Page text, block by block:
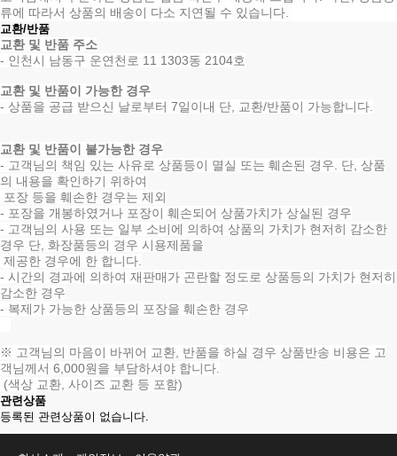
류에 따라서 상품의 배송이 다소 지연될 수 있습니다.
교환/반품
교환 및 반품 주소
- 인천시 남동구 운연천로 11 1303동 2104호
교환 및 반품이 가능한 경우
- 상품을 공급 받으신 날로부터 7일이내 단, 교환/반품이 가능합니다.
교환 및 반품이 불가능한 경우
- 고객님의 책임 있는 사유로 상품등이 멸실 또는 훼손된 경우. 단, 상품
의 내용을 확인하기 위하여
포장 등을 훼손한 경우는 제외
- 포장을 개봉하였거나 포장이 훼손되어 상품가치가 상실된 경우
- 고객님의 사용 또는 일부 소비에 의하여 상품의 가치가 현저히 감소한
경우 단, 화장품등의 경우 시용제품을
제공한 경우에 한 합니다.
- 시간의 경과에 의하여 재판매가 곤란할 정도로 상품등의 가치가 현저히
감소한 경우
- 복제가 가능한 상품등의 포장을 훼손한 경우
※ 고객님의 마음이 바뀌어 교환, 반품을 하실 경우 상품반송 비용은 고
객님께서 6,000원을 부담하셔야 합니다.
(색상 교환, 사이즈 교환 등 포함)
관련상품
등록된 관련상품이 없습니다.